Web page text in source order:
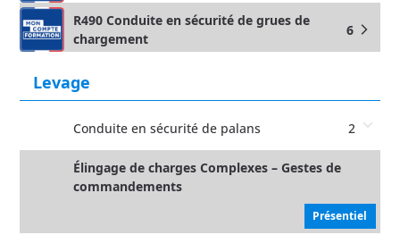
R490 Conduite en sécurité de grues de
chargement
6 arrow_forward_ios
Levage
Conduite en sécurité de palans 2
Élingage de charges Complexes – Gestes de
commandements
Présentiel